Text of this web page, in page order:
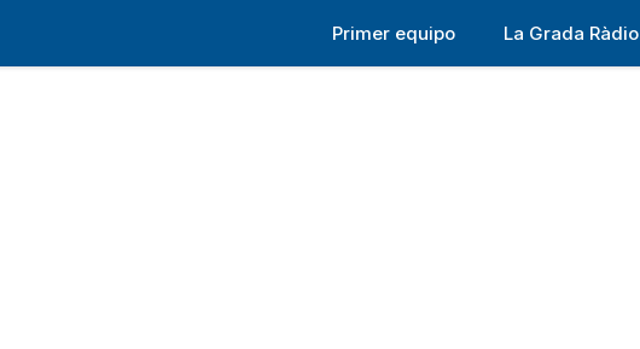
Primer equipo La Grada Ràdio